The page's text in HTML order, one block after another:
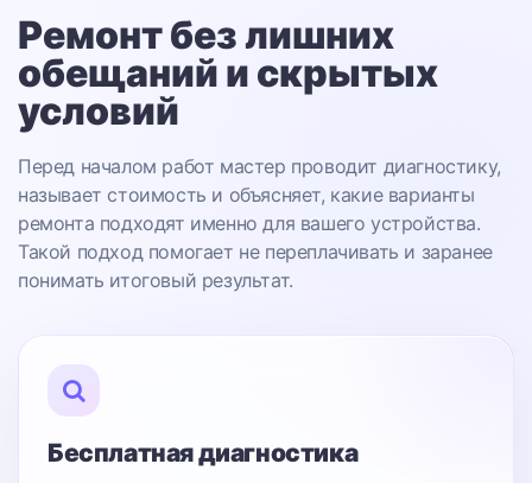
Ремонт без лишних
обещаний и скрытых
условий
Перед началом работ мастер проводит диагностику,
называет стоимость и объясняет, какие варианты
ремонта подходят именно для вашего устройства.
Такой подход помогает не переплачивать и заранее
понимать итоговый результат.
Бесплатная диагностика